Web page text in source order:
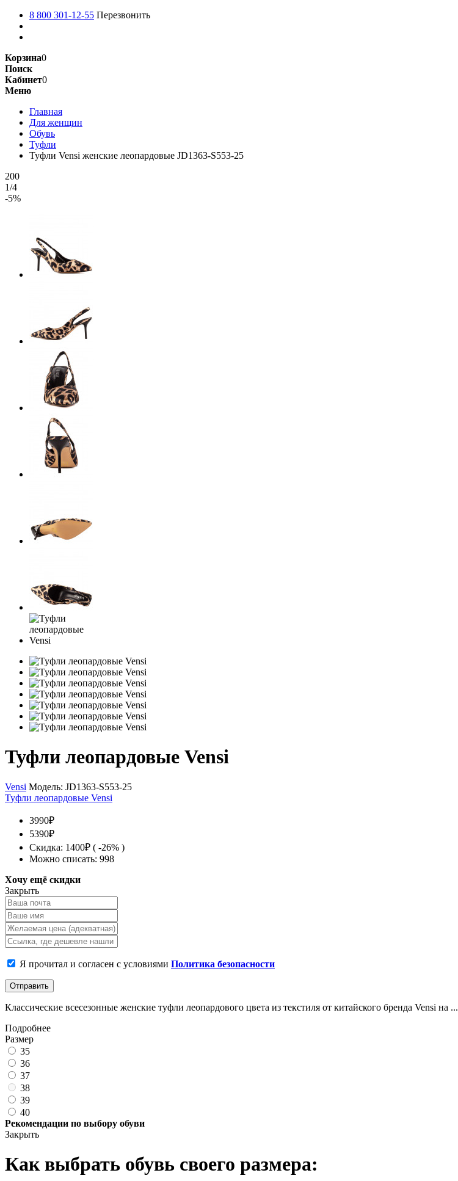
8 800 301-12-55 Перезвонить
Корзина0
Поиск
Кабинет0
Меню
Главная
Для женщин
Обувь
Туфли
Туфли Vensi женские леопардовые JD1363-S553-25
200
1/4
-5%
Туфли леопардовые Vensi
Vensi Модель: JD1363-S553-25
Туфли леопардовые Vensi
3990₽
5390₽
Скидка: 1400₽ ( -26% )
Можно списать: 998
Хочу ещё скидки
Закрыть
Я прочитал и согласен с условиями Политика безопасности
Отправить
Классические всесезонные женские туфли леопардового цвета из текстиля от китайского бренда Vensi на ...
Подробнее
Размер
35
36
37
38
39
40
Рекомендации по выбору обуви
Закрыть
Как выбрать обувь своего размера: